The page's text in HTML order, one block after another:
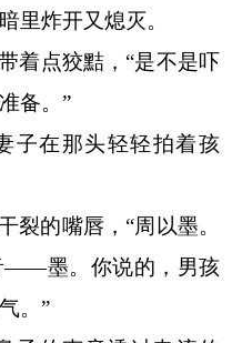
里炸开又熄灭。
点狡黠，“是不是吓
备。”
在那头轻轻拍着孩
的嘴唇，“周以墨。
——墨。你说的，男孩
。”